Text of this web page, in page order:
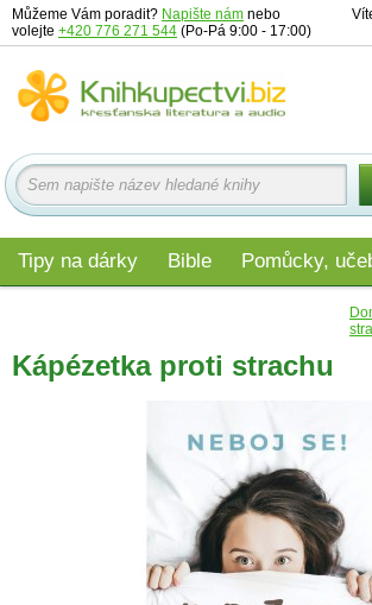
Můžeme Vám poradit? Napište nám nebo
volejte +420 776 271 544 (Po-Pá 9:00 - 17:00)
Tipy na dárky Bible Pomůcky,
Kápézetka proti strachu